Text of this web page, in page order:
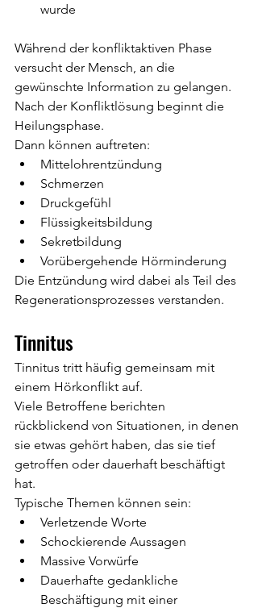
wurde
Während der konfliktaktiven Phase
versucht der Mensch, an die
gewünschte Information zu gelangen.
Nach der Konfliktlösung beginnt die
Heilungsphase.
Dann können auftreten:
Mittelohrentzündung
Schmerzen
Druckgefühl
Flüssigkeitsbildung
Sekretbildung
Vorübergehende Hörminderung
Die Entzündung wird dabei als Teil des
Regenerationsprozesses verstanden.
Tinnitus
Tinnitus tritt häufig gemeinsam mit
einem Hörkonflikt auf.
Viele Betroffene berichten
rückblickend von Situationen, in denen
sie etwas gehört haben, das sie tief
getroffen oder dauerhaft beschäftigt
hat.
Typische Themen können sein:
Verletzende Worte
Schockierende Aussagen
Massive Vorwürfe
Dauerhafte gedankliche
Beschäftigung mit einer